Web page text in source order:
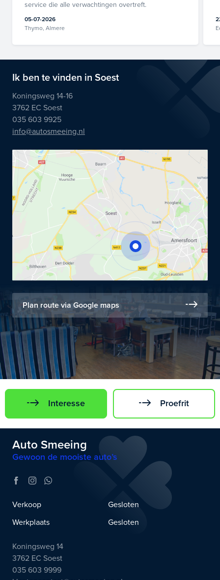
service die alle verwachtingen overtreft.
05-07-2026
Thymo, Almere
Ik ben te vinden in Soest
Koningsweg 14-16
3762 EC Soest
035 603 9925
info@autosmeeing.nl
Plan route via Google maps
Interesse Proefrit
Auto Smeeing
Gewoon de mooiste auto’s
Verkoop
Gesloten
Werkplaats
Gesloten
Koningsweg 14
3762 EC Soest
035 603 9999